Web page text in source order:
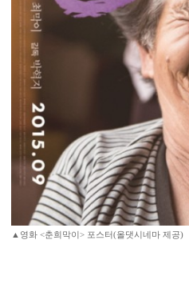
▲영화 <춘희막이> 포스터(올댓시네마 제공)